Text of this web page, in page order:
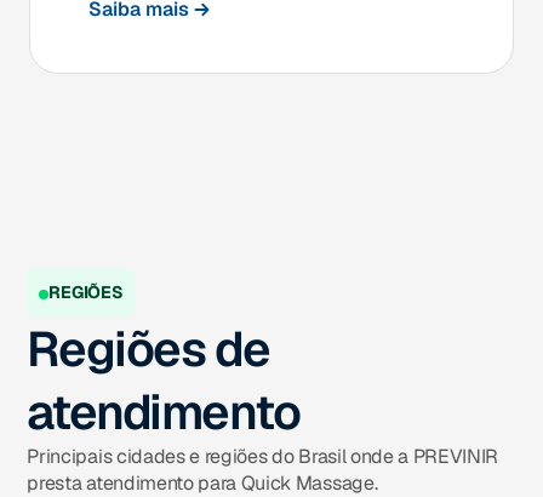
Saiba mais
REGIÕES
Regiões de
atendimento
Principais cidades e regiões do Brasil onde a PREVINIR
presta atendimento para Quick Massage.